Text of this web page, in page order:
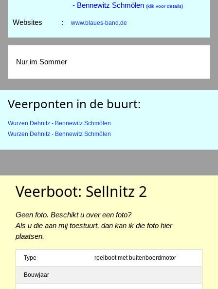
- Bennewitz Schmölen (klik voor details)
Websites : www.blaues-band.de
Nur im Sommer
Veerponten in de buurt:
Wurzen Dehnitz - Bennewitz Schmölen
Wurzen Dehnitz - Bennewitz Schmölen
Veerboot: Sellnitz 2
Geen foto. Beschikt u over een foto?
Als u die aan mij toestuurt, dan kan ik die foto hier
plaatsen.
Type roeiboot met buitenboordmotor
Bouwjaar